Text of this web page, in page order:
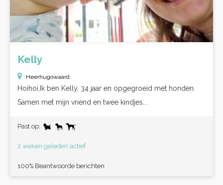
Kelly
Heerhugowaard
Hoihoi,Ik ben Kelly, 34 jaar en opgegroeid met honden.
Samen met mijn vriend en twee kindjes...
Past op:
2 weken geleden actief
100% Beantwoorde berichten